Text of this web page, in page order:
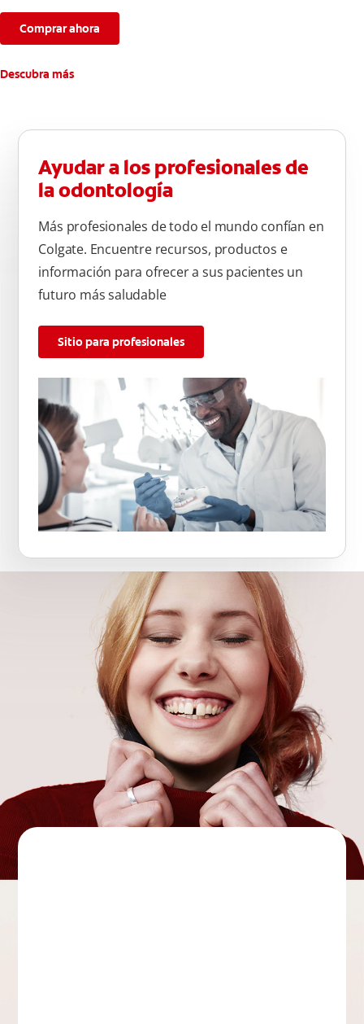
Comprar ahora
Descubra más
Ayudar a los profesionales de
la odontología
Más profesionales de todo el mundo confían en
Colgate. Encuentre recursos, productos e
información para ofrecer a sus pacientes un
futuro más saludable
Sitio para profesionales